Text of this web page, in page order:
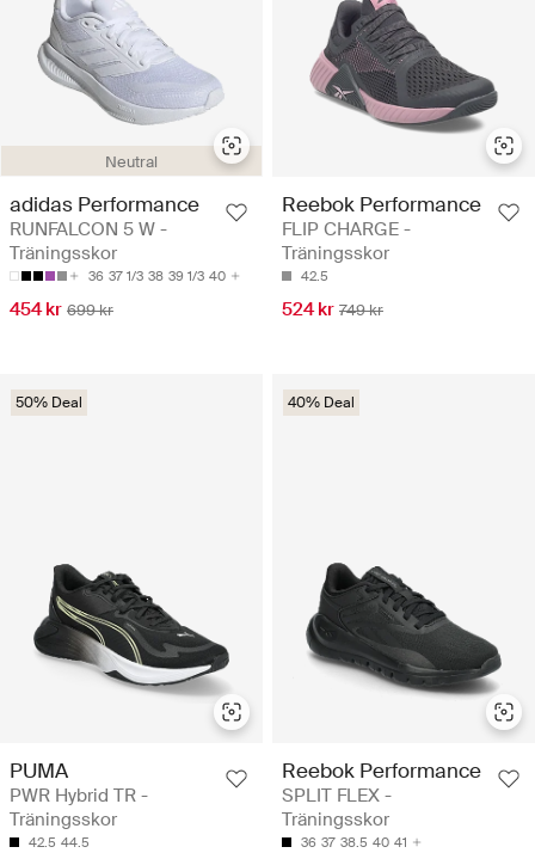
Neutral
adidas Performance
RUNFALCON 5 W -
Träningsskor
36 37 1/3 38 39 1/3 40
454 kr 699 kr
Reebok Performance
FLIP CHARGE -
Träningsskor
42.5
524 kr 749 kr
50% Deal
PUMA
PWR Hybrid TR -
Träningsskor
42.5 44.5
40% Deal
Reebok Performance
SPLIT FLEX -
Träningsskor
36 37 38.5 40 41